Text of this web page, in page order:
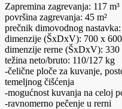
Zapremina zagrevanja: 117 m³
površina zagrevanja: 45 m²
prečnik dimovodnog
dimenzije (ŠxDxV): 700 x
dimenzije rerne (ŠxDxV):
težina neto/bruto: 110/127 kg
-čelične ploče za kuvanje,
temeljnog čišćenja
-mogućnost kuvanja na celoj
-ravnomerno pečenje u rerni